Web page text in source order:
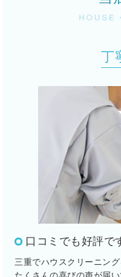
丁
口コミでも好評で
三重でハウスクリーニン